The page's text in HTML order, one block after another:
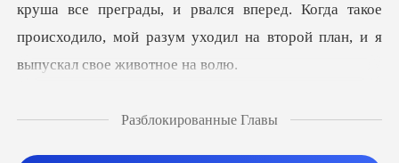
Выйти
круша все преграды, и рвался вперед.
Разблокированные Главы